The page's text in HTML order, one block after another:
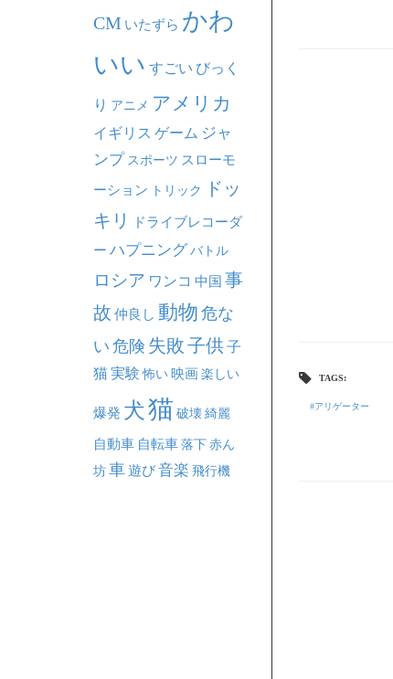
TAGS:
アリゲーター
CM いたずら かわ
いい すごい びっく
り アニメ アメリカ
イギリス ゲーム ジャ
ンプ スポーツ スローモ
ーション トリック
ドッ
キリ
ドライブレコーダ
ー ハプニング バトル
ロシア ワンコ 中国 事
故 仲良し 動物 危な
い 危険 失敗子供子
猫実験 怖い映画楽しい
爆発 犬猫 破壊綺麗
自動車 自転車落下赤ん
坊車遊び音楽 飛行機